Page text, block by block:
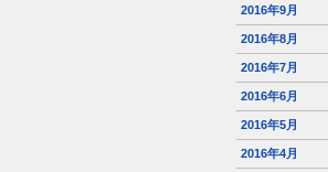
2016年9月
2016年8月
2016年7月
2016年6月
2016年5月
2016年4月